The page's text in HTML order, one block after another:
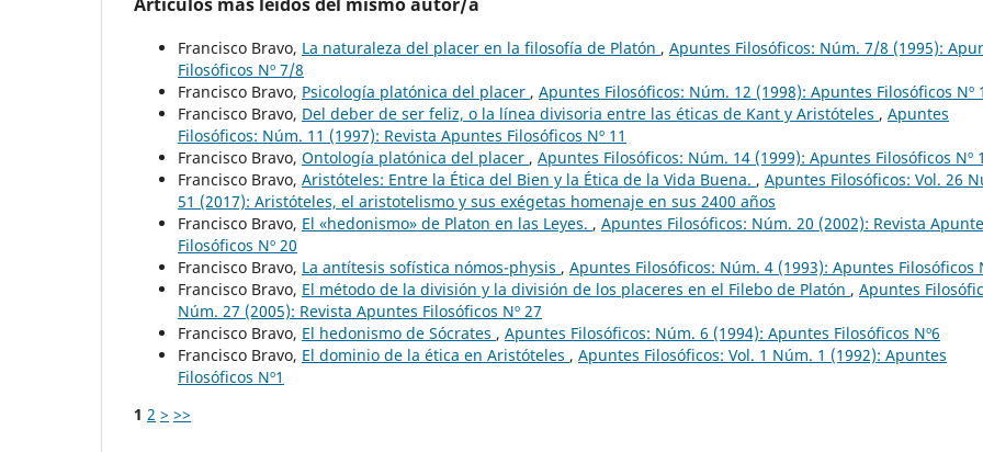
Francisco Bravo, La naturaleza del placer en la filosofía de Platón , Apuntes Filosóficos: Núm. 7/8 (1995):
Filosóficos Nº 7/8
Francisco Bravo, Psicología platónica del placer , Apuntes Filosóficos: Núm. 12 (1998): Apuntes Filosóficos Nº
Francisco Bravo, Del deber de ser feliz, o la línea divisoria entre las éticas de Kant y Aristóteles , Apuntes
Filosóficos: Núm. 11 (1997): Revista Apuntes Filosóficos Nº 11
Francisco Bravo, Ontología platónica del placer , Apuntes Filosóficos: Núm. 14 (1999): Apuntes Filosóficos Nº
Francisco Bravo, Aristóteles: Entre la Ética del Bien y la Ética de la Vida Buena. , Apuntes Filosóficos: Vol. 26
51 (2017): Aristóteles, el aristotelismo y sus exégetas homenaje en sus 2400 años
Francisco Bravo, El «hedonismo» de Platon en las Leyes. , Apuntes Filosóficos: Núm. 20 (2002): Revista
Filosóficos Nº 20
Francisco Bravo, La antítesis sofística nómos-physis , Apuntes Filosóficos: Núm. 4 (1993): Apuntes Filosóficos
Francisco Bravo, El método de la división y la división de los placeres en el Filebo de Platón , Apuntes
Núm. 27 (2005): Revista Apuntes Filosóficos Nº 27
Francisco Bravo, El hedonismo de Sócrates , Apuntes Filosóficos: Núm. 6 (1994): Apuntes Filosóficos Nº6
Francisco Bravo, El dominio de la ética en Aristóteles , Apuntes Filosóficos: Vol. 1 Núm. 1 (1992): Apuntes
Filosóficos Nº1
1 2 > >>